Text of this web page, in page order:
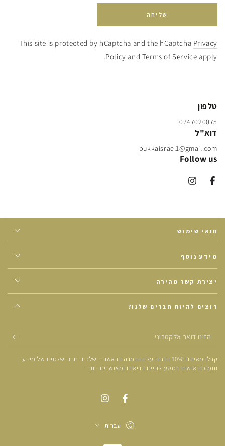
שליחה
This site is protected by hCaptcha and the hCaptcha Privacy
Policy and Terms of Service apply.
טלפון
0747020075
דוא"ל
pukkaisrael1@gmail.com
Follow us
תנאי שימוש
מידע נוסף
יצירת קשר מהירה
רוצים להיות חברים שלנו?
הזינו
דואר
אלקטרוני
קבלו מאיתנו 10% הנחה על ההזמנה הראשונה שלכם וחיים שלמים של מידע
ותמיכה אישית במסע לחיים בריאים ומאושרים יותר
עברית